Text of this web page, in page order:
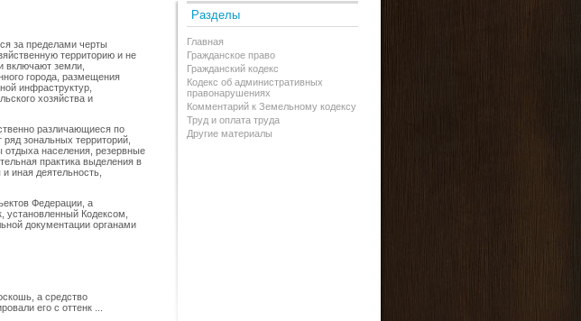
за пределами черты
территорию и не
включают земли,
города, размещения
инфраструктур,
хозяйства и
различающиеся по
зональных территорий,
отдыха населения, резервные
практика выделения в
иная деятельность,
Федерации, а
Кодексом,
документации органами
а средство
его с оттенк ...
Разделы
Главная
Гражданское право
Гражданский кодекс
Кодекс об административных
правонарушениях
Комментарий к Земельному кодексу
Труд и оплата труда
Другие материалы